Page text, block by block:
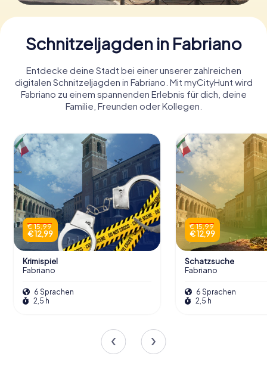
Schnitzeljagden in Fabriano
Entdecke deine Stadt bei einer unserer zahlreichen
digitalen Schnitzeljagden in Fabriano. Mit myCityHunt wird
Fabriano zu einem spannenden Erlebnis für dich, deine
Familie, Freunden oder Kollegen.
€ 15,99
€ 12,99
Krimispiel
Fabriano
6 Sprachen
2,5 h
€ 15,99
€ 12,99
Schatzsuche
Fabriano
6 Sprachen
2,5 h